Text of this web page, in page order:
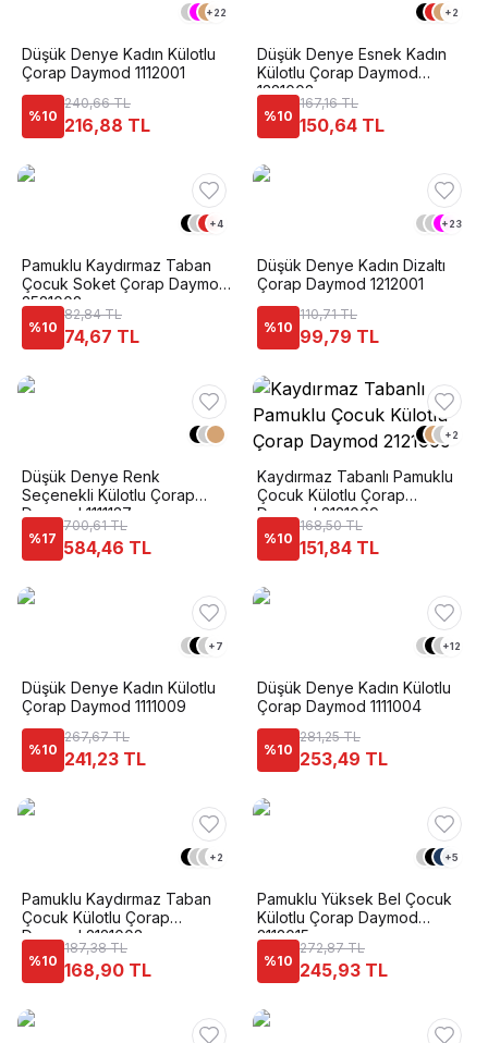
+22
Düşük Denye Kadın Külotlu
Çorap Daymod 1112001
%10
240,66 TL
216,88 TL
+2
Düşük Denye Esnek Kadın
Külotlu Çorap Daymod
1321003
%10
167,16 TL
150,64 TL
+4
Pamuklu Kaydırmaz Taban
Çocuk Soket Çorap Daymod
2521002
%10
82,84 TL
74,67 TL
+23
Düşük Denye Kadın Dizaltı
Çorap Daymod 1212001
%10
110,71 TL
99,79 TL
Düşük Denye Renk
Seçenekli Külotlu Çorap
Daymod 1111137
%17
700,61 TL
584,46 TL
+2
Kaydırmaz Tabanlı Pamuklu
Çocuk Külotlu Çorap
Daymod 2121009
%10
168,50 TL
151,84 TL
+7
Düşük Denye Kadın Külotlu
Çorap Daymod 1111009
%10
267,67 TL
241,23 TL
+12
Düşük Denye Kadın Külotlu
Çorap Daymod 1111004
%10
281,25 TL
253,49 TL
+2
Pamuklu Kaydırmaz Taban
Çocuk Külotlu Çorap
Daymod 2121003
%10
187,38 TL
168,90 TL
+5
Pamuklu Yüksek Bel Çocuk
Külotlu Çorap Daymod
2112015
%10
272,87 TL
245,93 TL